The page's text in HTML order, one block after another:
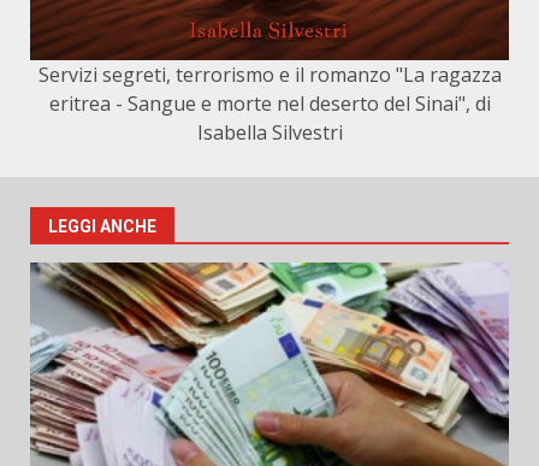
Servizi segreti, terrorismo e il romanzo "La ragazza
eritrea - Sangue e morte nel deserto del Sinai", di
Isabella Silvestri
LEGGI ANCHE